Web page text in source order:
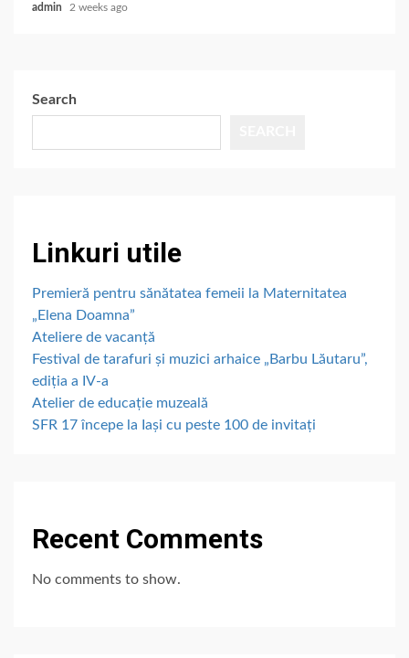
admin 2 weeks ago
Search
Linkuri utile
Premieră pentru sănătatea femeii la Maternitatea
„Elena Doamna”
Ateliere de vacanță
Festival de tarafuri și muzici arhaice „Barbu Lăutaru”,
ediția a IV-a
Atelier de educație muzeală
SFR 17 începe la Iași cu peste 100 de invitați
Recent Comments
No comments to show.